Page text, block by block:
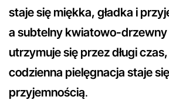
staje się miękka, gładka i
a subtelny kwiatowo-
utrzymuje się przez długi
codzienna pielęgnacja staje
przyjemnością.